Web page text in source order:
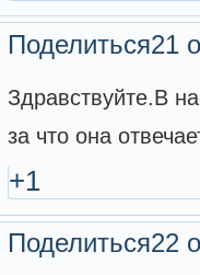
Поделиться21
Здравствуйте.В
за что она
+1
Поделиться22